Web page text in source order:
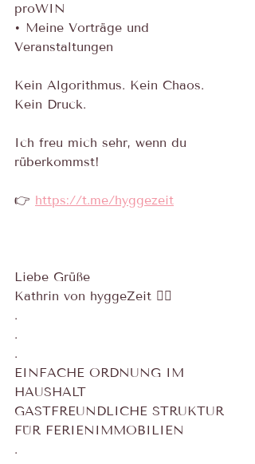
proWIN
• Meine Vorträge und
Veranstaltungen
Kein Algorithmus. Kein Chaos.
Kein Druck.
Ich freu mich sehr, wenn du
rüberkommst!
👉 https://t.me/hyggezeit
Liebe Grüße
Kathrin von hyggeZeit 🙋‍♀️
.
.
.
EINFACHE ORDNUNG IM
HAUSHALT
GASTFREUNDLICHE STRUKTUR
FÜR FERIENIMMOBILIEN
.